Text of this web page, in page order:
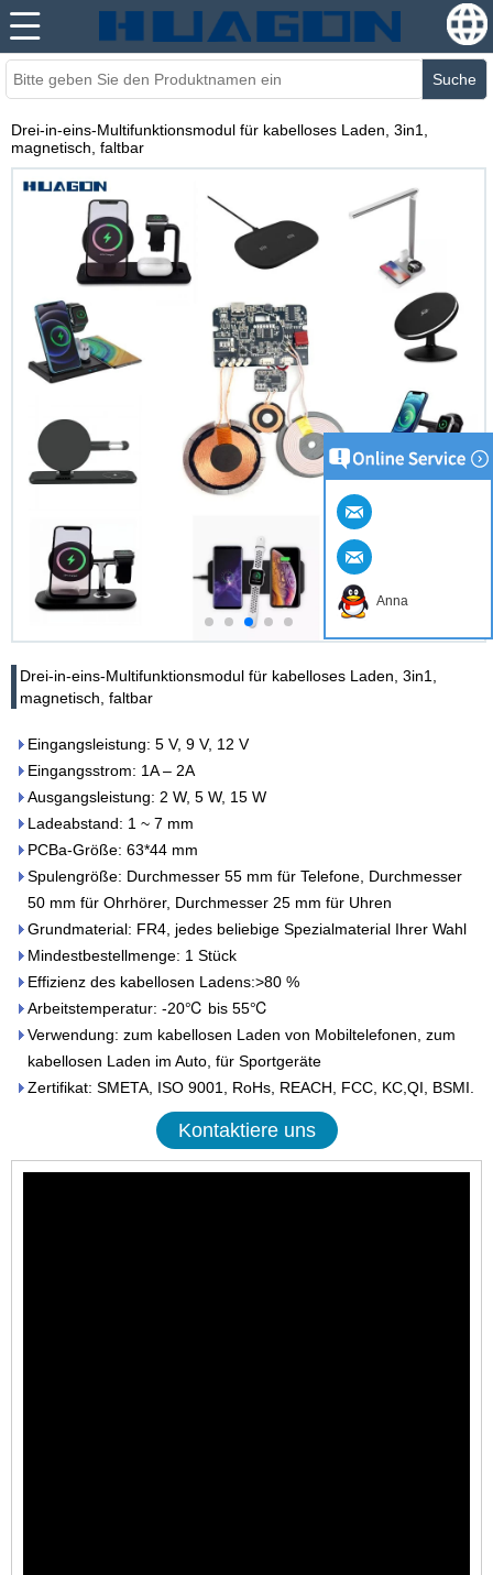
Suche
Drei-in-eins-Multifunktionsmodul für kabelloses Laden, 3in1,
magnetisch, faltbar
Drei-in-eins-Multifunktionsmodul für kabelloses Laden, 3in1,
magnetisch, faltbar
Eingangsleistung: 5 V, 9 V, 12 V
Eingangsstrom: 1A – 2A
Ausgangsleistung: 2 W, 5 W, 15 W
Ladeabstand: 1 ~ 7 mm
PCBa-Größe: 63*44 mm
Spulengröße: Durchmesser 55 mm für Telefone, Durchmesser
50 mm für Ohrhörer, Durchmesser 25 mm für Uhren
Grundmaterial: FR4, jedes beliebige Spezialmaterial Ihrer Wahl
Mindestbestellmenge: 1 Stück
Effizienz des kabellosen Ladens:>80 %
Arbeitstemperatur: -20℃ bis 55℃
Verwendung: zum kabellosen Laden von Mobiltelefonen, zum
kabellosen Laden im Auto, für Sportgeräte
Zertifikat: SMETA, ISO 9001, RoHs, REACH, FCC, KC,QI, BSMI.
Kontaktiere uns
Anna